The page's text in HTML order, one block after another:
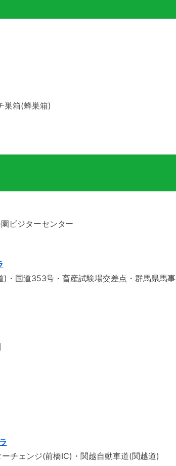
巣箱(蜂巣箱)
ビジターセンター
・国道353号・畜産試験場交差点・群馬県馬事
チェンジ(前橋IC)・関越自動車道(関越道)